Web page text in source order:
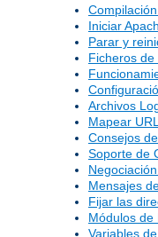
Iniciar
Parar y
Ficheros de
Archivos
Mapear
Consejos
Soporte de
Mensajes
Fijar las
Módulos de
Variables